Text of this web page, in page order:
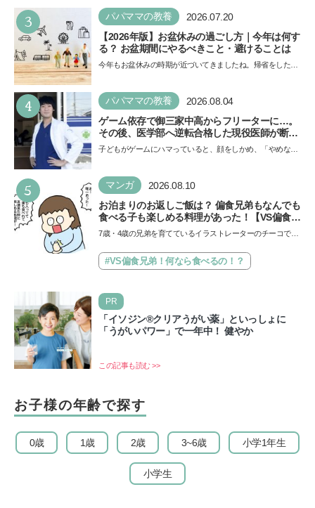
3 パパママの教養 2026.07.20
【2026年版】お盆休みの過ごし方｜今年は何す
る？ お盆期間にやるべきこと・避けることは
今年もお盆休みの時期が近づいてきましたね。帰省をした
が、…
4 パパママの教養 2026.08.04
ゲーム依存で御三家中高からフリーターに…。
その後、医学部へ逆転合格した現役医師が断言
「ゲームの経験が受験勉強に役立った」そう考
子どもがゲームにハマっていると、顔をしかめ、「やめなさ
い…
5 マンガ 2026.08.10
お泊まりのお返しご飯は？ 偏食兄弟もなんでも
食べる子も楽しめる料理があった！【VS偏食兄
弟！何なら食べるの！？】vol.55
7歳・4歳の兄弟を育てているイラストレーターのチーコで
が…
#VS偏食兄弟！何なら食べるの！？
PR
「イソジン®クリアうがい薬」といっしょに
「うがいパワー」で一年中！ 健やか
この記事も読む >>
お子様の年齢で探す
0歳 1歳 2歳 3~6歳 小学1年生
小学生